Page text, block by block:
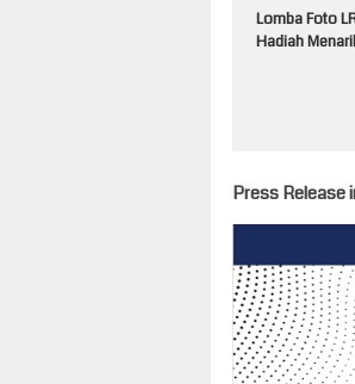
Lomba Foto
Hadiah
Press Release